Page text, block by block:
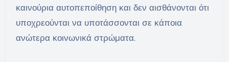
καινούρια αυτοπεποίθηση και δεν αισθάνονται ότι
υποχρεούνται να υποτάσσονται σε κάποια
ανώτερα κοινωνικά στρώματα.